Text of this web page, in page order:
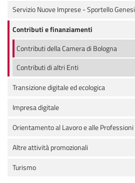
Servizio Nuove Imprese - Sportello Genesi
Contributi e finanziamenti
Contributi della Camera di Bologna
Contributi di altri Enti
Transizione digitale ed ecologica
Impresa digitale
Orientamento al Lavoro e alle Professioni
Altre attività promozionali
Turismo